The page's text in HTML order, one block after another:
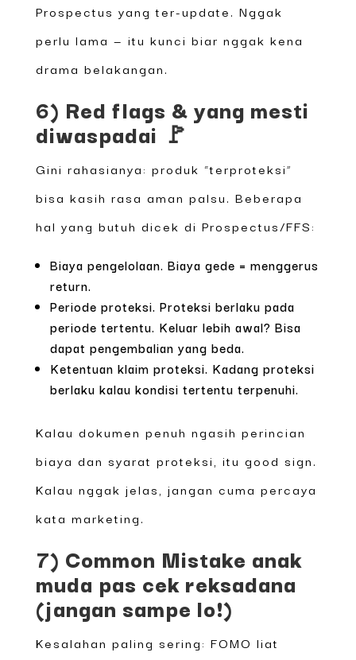
Prospectus yang ter-update. Nggak
perlu lama — itu kunci biar nggak kena
drama belakangan.
6) Red flags & yang mesti
diwaspadai 🚩
Gini rahasianya: produk “terproteksi”
bisa kasih rasa aman palsu. Beberapa
hal yang butuh dicek di Prospectus/FFS:
Biaya pengelolaan. Biaya gede = menggerus
return.
Periode proteksi. Proteksi berlaku pada
periode tertentu. Keluar lebih awal? Bisa
dapat pengembalian yang beda.
Ketentuan klaim proteksi. Kadang proteksi
berlaku kalau kondisi tertentu terpenuhi.
Kalau dokumen penuh ngasih perincian
biaya dan syarat proteksi, itu good sign.
Kalau nggak jelas, jangan cuma percaya
kata marketing.
7) Common Mistake anak
muda pas cek reksadana
(jangan sampe lo!)
Kesalahan paling sering: FOMO liat